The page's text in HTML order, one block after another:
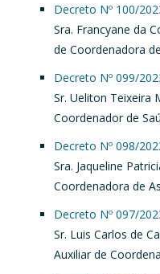
Decreto Nº 100/
Sra. Francyane da
de Coordenadora
Decreto Nº 099/
Sr. Ueliton Teixeira
Coordenador de
Decreto Nº 098/
Sra. Jaqueline
Coordenadora de
Decreto Nº 097/
Sr. Luis Carlos de
Auxiliar de